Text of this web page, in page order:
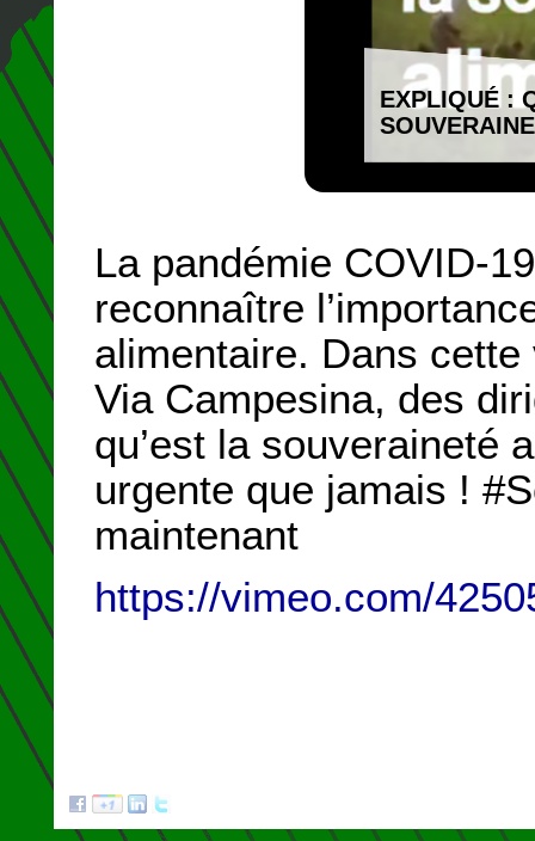
EXPLIQUÉ :
La pandémie COVID-
reconnaître
alimentaire. Dans
Via Campesina, des
qu’est la souveraineté
urgente que jamais !
maintenant
https://vimeo.com/